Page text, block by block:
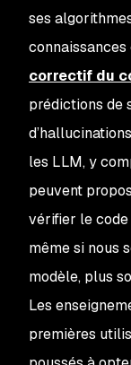
ses
correctif du
prédictions de
les LLM, y
peuvent
vérifier le code
même si nous
modèle, plus
Les
premières